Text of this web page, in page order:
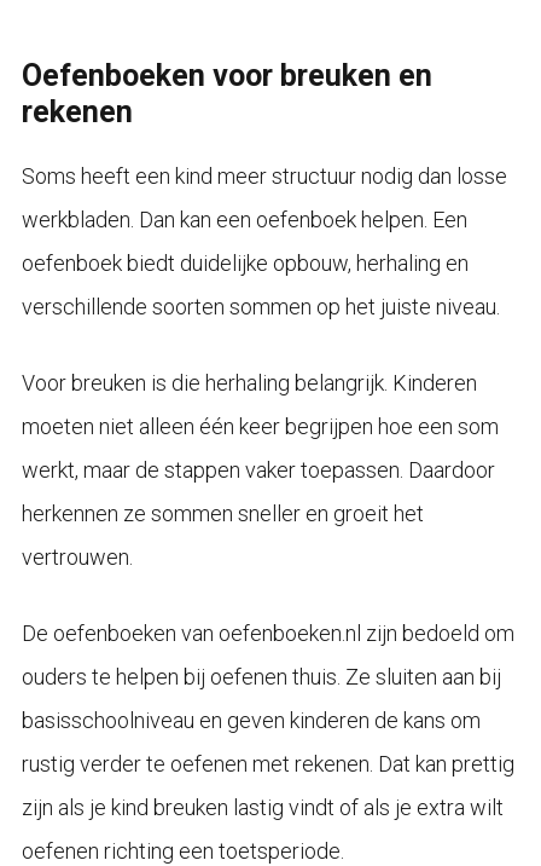
Oefenboeken voor breuken en
rekenen
Soms heeft een kind meer structuur nodig dan losse
werkbladen. Dan kan een oefenboek helpen. Een
oefenboek biedt duidelijke opbouw, herhaling en
verschillende soorten sommen op het juiste niveau.
Voor breuken is die herhaling belangrijk. Kinderen
moeten niet alleen één keer begrijpen hoe een som
werkt, maar de stappen vaker toepassen. Daardoor
herkennen ze sommen sneller en groeit het
vertrouwen.
De oefenboeken van oefenboeken.nl zijn bedoeld om
ouders te helpen bij oefenen thuis. Ze sluiten aan bij
basisschoolniveau en geven kinderen de kans om
rustig verder te oefenen met rekenen. Dat kan prettig
zijn als je kind breuken lastig vindt of als je extra wilt
oefenen richting een toetsperiode.